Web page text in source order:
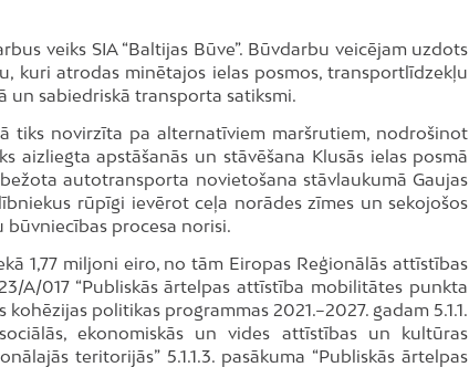
veiks SIA “Baltijas Būve”. Būvdarbu veicējam uzdots
kuri atrodas minētajos ielas posmos, transportlīdzekļu
un sabiedriskā transporta satiksmi.
tiks novirzīta pa alternatīviem maršrutiem, nodrošinot
apstāšanās un stāvēšana Klusās ielas posmā
autotransporta novietošana stāvlaukumā Gaujas
rūpīgi ievērot ceļa norādes zīmes un sekojošos
procesa norisi.
1,77 miljoni eiro, no tām Eiropas Reģionālās attīstības
A/017 “Publiskās ārtelpas attīstība mobilitātes punkta
politikas programmas 2021.–2027. gadam 5.1.1.
ekonomiskās un vides attīstības un kultūras
teritorijās” 5.1.1.3. pasākuma “Publiskās ārtelpas